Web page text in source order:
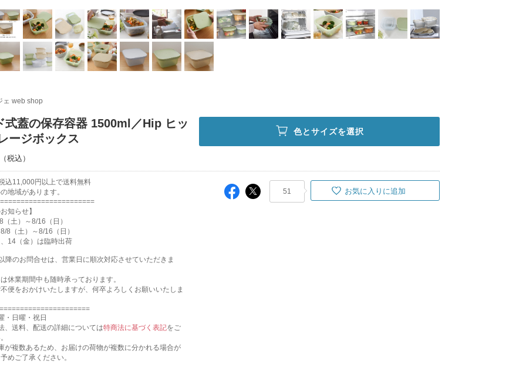
ェ web shop
式蓋の保存容器 1500ml／Hip ヒッ
ージボックス
色とサイズを選択
込11,000円以上で送料無料
地域があります。
知らせ】
土）～8/16（日）
8（土）～8/16（日）
14（金）は臨時出荷
降のお問合せは、営業日に順次対応させていただきま
休業期間中も随時承っております。
便をおかけいたしますが、何卒よろしくお願いいたしま
・日曜・祝日
、送料、配送の詳細については特商法に基づく表記をご
が複数あるため、お届けの荷物が複数に分かれる場合が
めご了承ください。
51 お気に入りに追加